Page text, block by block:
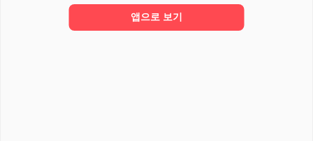
앱으로 보기